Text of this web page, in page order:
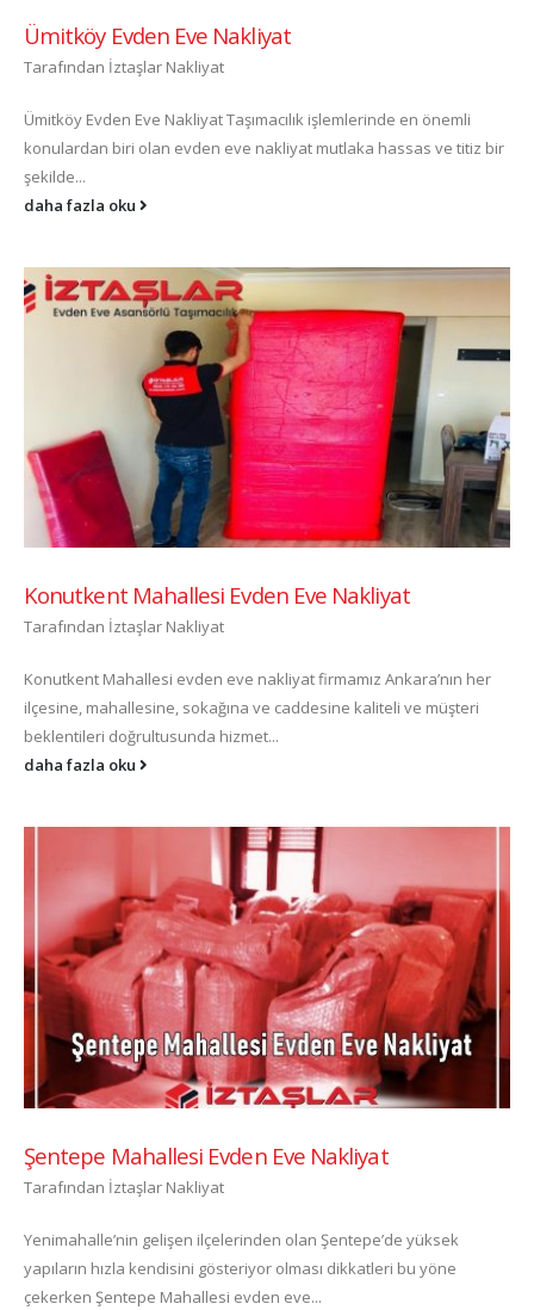
Ümitköy Evden Eve Nakliyat
Tarafından İztaşlar Nakliyat
Ümitköy Evden Eve Nakliyat Taşımacılık işlemlerinde en önemli
konulardan biri olan evden eve nakliyat mutlaka hassas ve titiz bir
şekilde...
daha fazla oku
Konutkent Mahallesi Evden Eve Nakliyat
Tarafından İztaşlar Nakliyat
Konutkent Mahallesi evden eve nakliyat firmamız Ankara’nın her
ilçesine, mahallesine, sokağına ve caddesine kaliteli ve müşteri
beklentileri doğrultusunda hizmet...
daha fazla oku
Şentepe Mahallesi Evden Eve Nakliyat
Tarafından İztaşlar Nakliyat
Yenimahalle’nin gelişen ilçelerinden olan Şentepe’de yüksek
yapıların hızla kendisini gösteriyor olması dikkatleri bu yöne
çekerken Şentepe Mahallesi evden eve...